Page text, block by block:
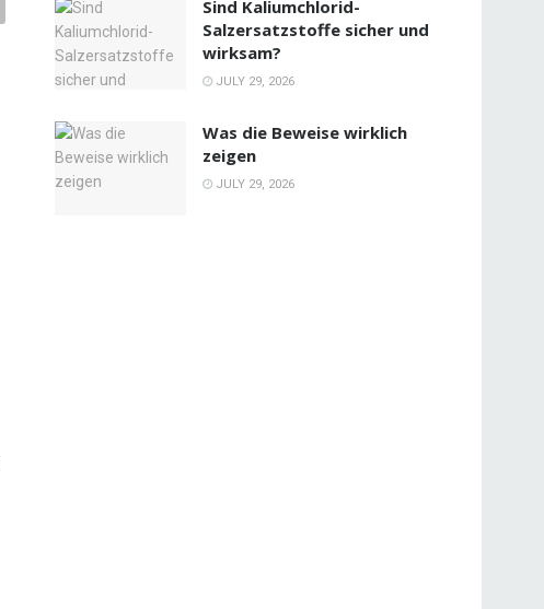
Sind Kaliumchlorid-
Salzersatzstoffe sicher und
wirksam?
JULY 29, 2026
Was die Beweise wirklich
zeigen
JULY 29, 2026